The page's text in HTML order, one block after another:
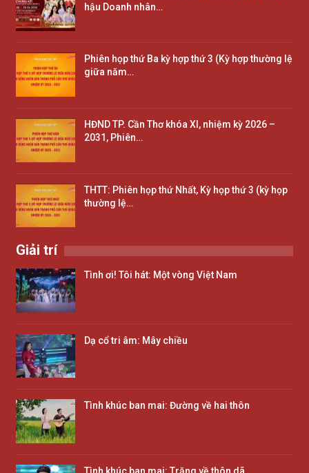
hậu Doanh nhân…
Phiên họp thứ Ba kỳ hợp thứ 3 (Kỳ hợp thường lệ
giữa năm…
HĐND TP. Cần Thơ khóa XI, nhiệm kỳ 2026 –
2031, Phiên…
THTT: Phiên họp thứ Nhất, Kỳ họp thứ 3 (kỳ họp
thường lệ…
Giải trí
Tình ơi! Tôi hát: Một vòng Việt Nam
Dạ cổ tri âm: Mây chiều
Tình khúc ban mai: Đường về hai thôn